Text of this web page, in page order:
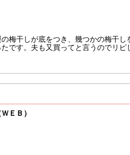
梅干しが底をつき、幾つかの梅干
です。夫も又買ってと言うのでリピ
ＥＢ）